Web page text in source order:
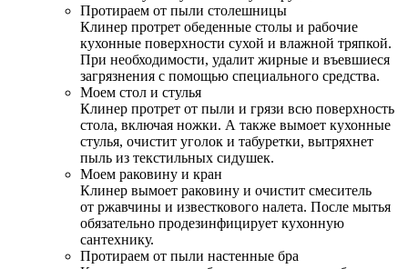
Протираем от пыли столешницы
Клинер протрет обеденные столы и рабочие
кухонные поверхности сухой и влажной тряпкой.
При необходимости, удалит жирные и въевшиеся
загрязнения с помощью специального средства.
Моем стол и стулья
Клинер протрет от пыли и грязи всю поверхность
стола, включая ножки. А также вымоет кухонные
стулья, очистит уголок и табуретки, вытряхнет
пыль из текстильных сидушек.
Моем раковину и кран
Клинер вымоет раковину и очистит смеситель
от ржавчины и известкового налета. После мытья
обязательно продезинфицирует кухонную
сантехнику.
Протираем от пыли настенные бра